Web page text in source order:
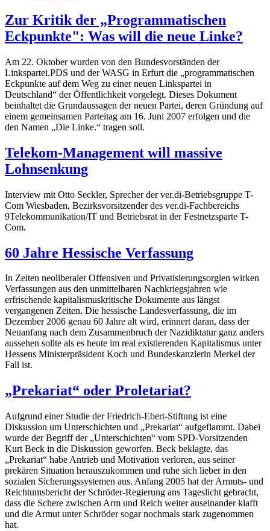
Zur Kritik der „Programmatischen
Eckpunkte": Was will die neue Linke?
Am 22. Oktober wurden von den Bundesvorständen der
Linkspartei.PDS und der WASG in Erfurt die „programmatischen
Eckpunkte auf dem Weg zu einer neuen Linkspartei in
Deutschland“ der Öffentlichkeit vorgelegt. Dieses Dokument
beinhaltet die Grundaussagen der neuen Partei, deren Gründung auf
einem gemeinsamen Parteitag am 16. Juni 2007 erfolgen und die
den Namen „Die Linke.“ tragen soll.
Telekom-Management will massive
Lohnsenkung
Interview mit Otto Seckler, Sprecher der ver.di-Betriebsgruppe T-
Com Wiesbaden, Bezirksvorsitzender des ver.di-Fachbereichs
9Telekommunikation/IT und Betriebsrat in der Festnetzsparte T-
Com.
60 Jahre Hessische Verfassung
In Zeiten neoliberaler Offensiven und Privatisierungsorgien wirken
Verfassungen aus den unmittelbaren Nachkriegsjahren wie
erfrischende kapitalismuskritische Dokumente aus längst
vergangenen Zeiten. Die hessische Landesverfassung, die im
Dezember 2006 genau 60 Jahre alt wird, erinnert daran, dass der
Neuanfang nach dem Zusammenbruch der Nazidiktatur ganz anders
aussehen sollte als es heute im real existierenden Kapitalismus unter
Hessens Ministerpräsident Koch und Bundeskanzlerin Merkel der
Fall ist.
„Prekariat“ oder Proletariat?
Aufgrund einer Studie der Friedrich-Ebert-Stiftung ist eine
Diskussion um Unterschichten und „Prekariat“ aufgeflammt. Dabei
wurde der Begriff der „Unterschichten“ vom SPD-Vorsitzenden
Kurt Beck in die Diskussion geworfen. Beck beklagte, das
„Prekariat“ habe Antrieb und Motivation verloren, aus seiner
prekären Situation herauszukommen und ruhe sich lieber in den
sozialen Sicherungssystemen aus. Anfang 2005 hat der Armuts- und
Reichtumsbericht der Schröder-Regierung ans Tageslicht gebracht,
dass die Schere zwischen Arm und Reich weiter auseinander klafft
und die Armut unter Schröder sogar nochmals stark zugenommen
hat.